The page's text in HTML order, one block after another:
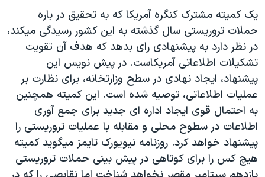
جهش
به
جستجو
ورزشی
گزیده‌ها
ویژه برنامه‌ها
ویدیوها
فرهنگ و زندگی
حقوق شهروندی
اقتصادی
علم و فناوری
جام جهانی ۲۰۲۶
عملیات خشم حماسی
۲۵۰سالگی آمریکا
بایگانی برنامه‌های تلویزیونی
مستندها
انتخابات ریاست جمهوری آمریکا ۲۰۲۴
حمله جمهوری اسلامی به اسرائیل
رمز مهسا
فرکانس‌های صدای آمریکا
پخش رادیویی
یادگیری زبان انگلیسی
دنبال کنید
يک کميته مشترک کنگره آمريکا که به تحقيق در باره
حملات تروريستی سال گذشته به اين کشور رسيدگی ميکند،
در نظر دارد به پيشنهادی رای بدهد که هدف آن تقويت
تشکيلات اطلاعاتی آمريکاست. در پيش نويس اين
پيشنهاد، ايجاد نهادی در سطح وزارتخانه، برای نظارت بر
عمليات اطلاعاتی، توصيه شده است. اين کميته همچنين
به احتمال قوی ايجاد اداره ای جديد برای جمع آوری
اطلاعات در سطوح محلی و مقابله با عمليات تروريستی را
پيشنهاد خواهد کرد. روزنامه نيويورک تايمز ميگويد کميته
هيچ کس را برای کوتاهی در پيش بينی حملات تروريستی